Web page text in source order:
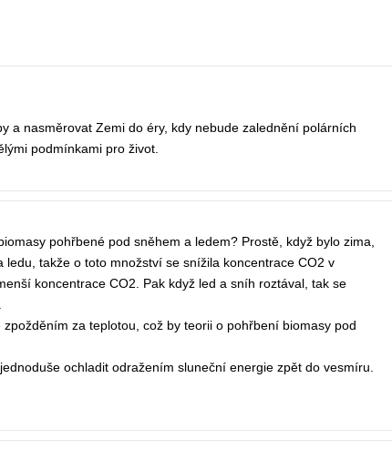
a nasměrovat Zemi do éry, kdy nebude zalednění polárních
podmínkami pro život.
pohřbené pod sněhem a ledem? Prostě, když bylo zima,
takže o toto množství se snížila koncentrace CO2 v
koncentrace CO2. Pak když led a sníh roztával, tak se
za teplotou, což by teorii o pohřbení biomasy pod
ochladit odražením sluneční energie zpět do vesmíru.